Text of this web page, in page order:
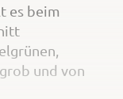
es beim
und von